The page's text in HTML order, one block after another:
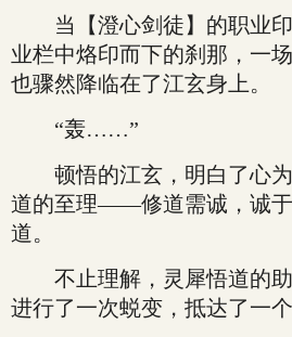
当【澄心剑徒】的职业印
业栏中烙印而下的刹那，一
也骤然降临在了江玄身上。
“轰……”
顿悟的江玄，明白了心为
道的至理——修道需诚，诚
道。
不止理解，灵犀悟道的助
进行了一次蜕变，抵达了一个